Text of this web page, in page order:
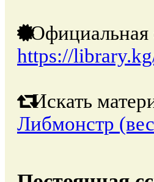
Официальная
https://
Искать
Либмонстр